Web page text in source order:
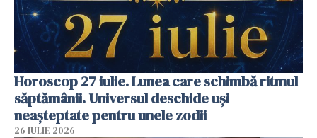
Horoscop 27 iulie. Lunea care schimbă ritmul
săptămânii. Universul deschide uși
neașteptate pentru unele zodii
26 IULIE 2026